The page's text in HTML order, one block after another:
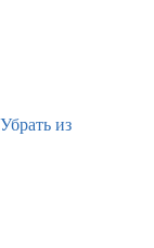
Убрать из